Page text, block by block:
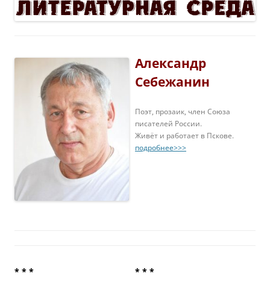
Александр
Себежанин
Поэт, прозаик, член Союза
писателей России.
Живёт и работает в Пскове.
подробнее>>>
* * * * * *